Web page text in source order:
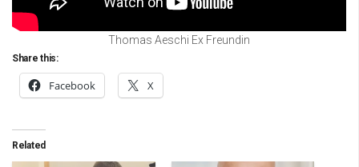
Thomas Aeschi Ex Freundin
Share this:
Facebook X
Related